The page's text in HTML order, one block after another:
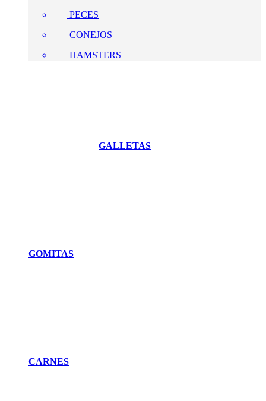
PECES
CONEJOS
HAMSTERS
GALLETAS
GOMITAS
CARNES